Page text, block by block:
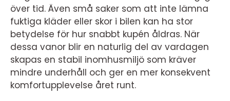
över tid. Även små saker som att inte lämna
fuktiga kläder eller skor i bilen kan ha stor
betydelse för hur snabbt kupén åldras. När
dessa vanor blir en naturlig del av vardagen
skapas en stabil inomhusmiljö som kräver
mindre underhåll och ger en mer konsekvent
komfortupplevelse året runt.